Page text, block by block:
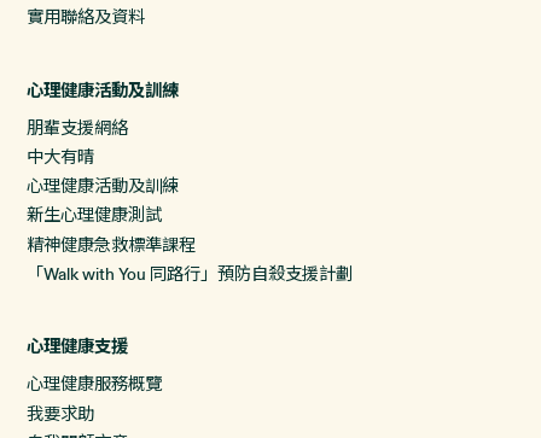
實用聯絡及資料
心理健康活動及訓練
朋輩支援網絡
中大有晴
心理健康活動及訓練
新生心理健康測試
精神健康急救標準課程
「Walk with You 同路行」預防自殺支援計劃
心理健康支援
心理健康服務概覽
我要求助